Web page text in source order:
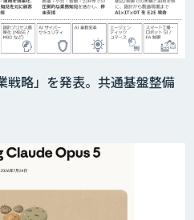
工場ソリューションkizkia-
トAI
戦略」を発表。共通基盤整備